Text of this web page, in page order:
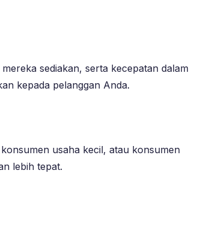
sediakan, serta kecepatan dalam
kepada pelanggan Anda.
usaha kecil, atau konsumen
lebih tepat.